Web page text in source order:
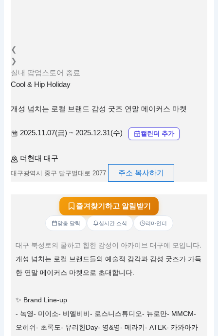
❮
❯
실내 팝업스토어 종료
Cool & Hip Holiday
개성 넘치는 로컬 브랜드 감성 굿즈 연말 메이커스 마켓
2025.11.07(금) ~ 2025.12.31(수) 캘린더 추가
더현대 대구
대구광역시 중구 달구벌대로 2077 주소 복사하기
즐겨찾기하고 알림받기
맞춤 달력 실시간 소식 리마인더
대구 북성로의 쿨하고 힙한 감성이 아카이브 대구에 모입니다.
개성 넘치는 로컬 브랜드들의 예술적 감각과 감성 굿즈가 가득
한 연말 메이커스 마켓으로 초대합니다.
✨ Brand Line-up
- 녹영- 미이소- 비엘비비- 로스니스튜디오- 뉴로만- MMCM-
오히쉬- 초록도- 유리한Day- 영&영- 메라키- ATEK- 카와아카